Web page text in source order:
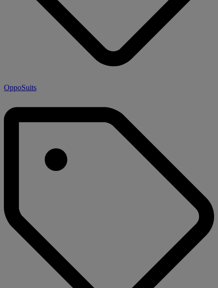
OppoSuits